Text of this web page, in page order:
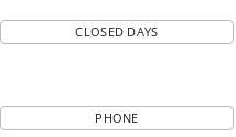
CLOSED DAYS
PHONE